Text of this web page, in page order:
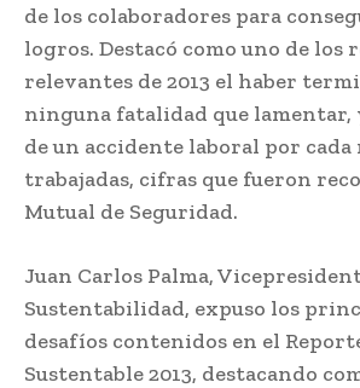
de los colaboradores para
logros. Destacó como uno de los
relevantes de 2013 el haber
ninguna fatalidad que lamentar,
de un accidente laboral por
trabajadas, cifras que fueron
Mutual de Seguridad.
Juan Carlos Palma,
Sustentabilidad, expuso los
desafíos contenidos en el
Sustentable 2013, destacando